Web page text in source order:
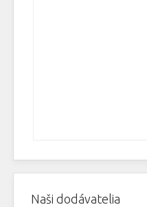
Naši dodávatelia